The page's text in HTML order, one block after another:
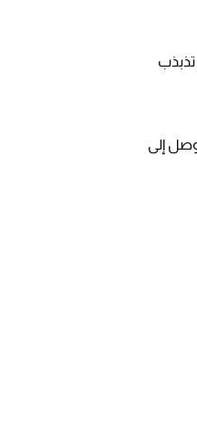
ما يكشف عن تذبذب
أقوى وصل إلى